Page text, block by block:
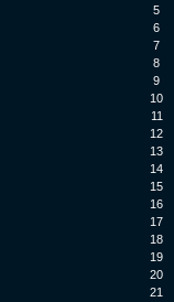
5
6
7
8
9
10
11
12
13
14
15
16
17
18
19
20
21